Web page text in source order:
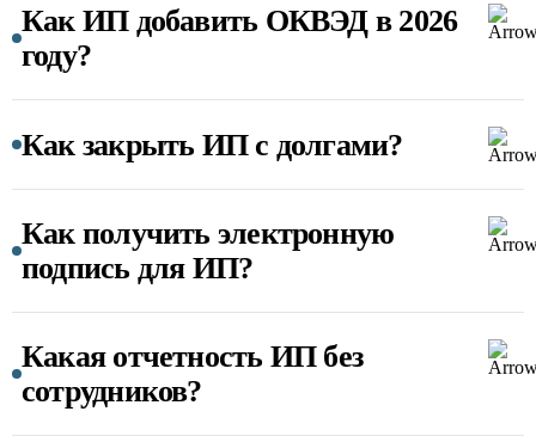
Как ИП добавить ОКВЭД в 2026
году?
Как закрыть ИП с долгами?
Как получить электронную
подпись для ИП?
Какая отчетность ИП без
сотрудников?